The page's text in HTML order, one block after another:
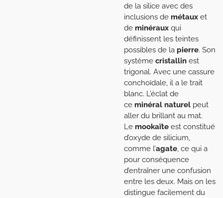
de la silice avec des
inclusions de métaux et
de minéraux qui
définissent les teintes
possibles de la pierre. Son
système cristallin est
trigonal. Avec une cassure
conchoïdale, il a le trait
blanc. L’éclat de
ce minéral naturel peut
aller du brillant au mat.
Le mookaïte est constitué
d’oxyde de silicium,
comme l’agate, ce qui a
pour conséquence
d’entraîner une confusion
entre les deux. Mais on les
distingue facilement du